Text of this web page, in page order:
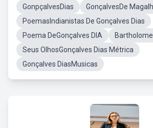
GonpçalvesDias
GonçalvesDe
PoemasIndianistas De Gonçalves Dias
Poema DeGonçalves DIA
Seus OlhosGonçalves Dias Métrica
Gonçalves DiasMusicas